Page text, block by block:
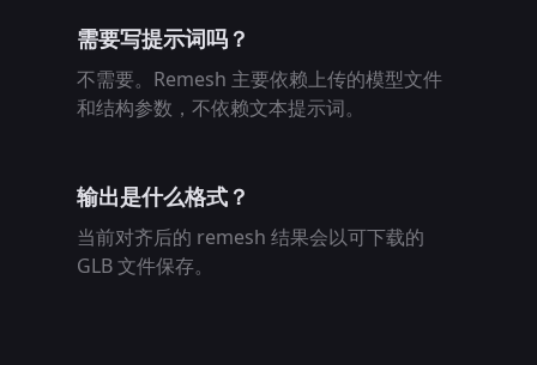
需要写提示词吗？
不需要。Remesh 主要依赖上传的模型文件
和结构参数，不依赖文本提示词。
输出是什么格式？
当前对齐后的 remesh 结果会以可下载的
GLB 文件保存。